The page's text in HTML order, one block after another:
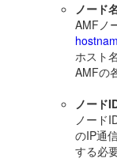
ノード
AMFノ
ホスト
AMFの
ノード
ノード
のIP通
する必